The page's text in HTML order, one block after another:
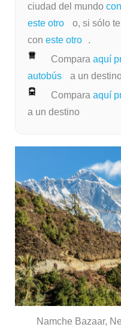
ciudad del mundo
este otro
o, si sólo
con este otro
.
Compara aquí
autobús
a un
Compara aquí
a un destino
Namche Bazaar,